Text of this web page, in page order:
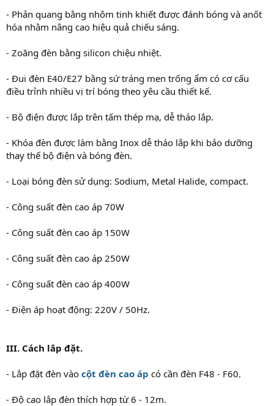
- Phản quang bằng nhôm tinh khiết được đánh bóng và anốt
hóa nhằm nâng cao hiệu quả chiếu sáng.
- Zoăng đèn bằng silicon chiệu nhiệt.
- Đui đèn E40/E27 bằng sứ tráng men trống ẩm có cơ cấu
điều trỉnh nhiều vị trí bóng theo yêu cầu thiết kế.
- Bộ điện được lắp trên tấm thép mạ, dễ tháo lắp.
- Khóa đèn được làm bằng Inox dễ tháo lắp khi bảo dưỡng
thay thế bộ điện và bóng đèn.
- Loại bóng đèn sử dụng: Sodium, Metal Halide, compact.
- Công suất đèn cao áp 70W
- Công suất đèn cao áp 150W
- Công suất đèn cao áp 250W
- Công suất đèn cao áp 400W
- Điện áp hoạt động: 220V / 50Hz.
III. Cách lắp đặt.
- Lắp đặt đèn vào cột đèn cao áp có cần đèn F48 - F60.
- Độ cao lắp đèn thích hợp từ 6 - 12m.